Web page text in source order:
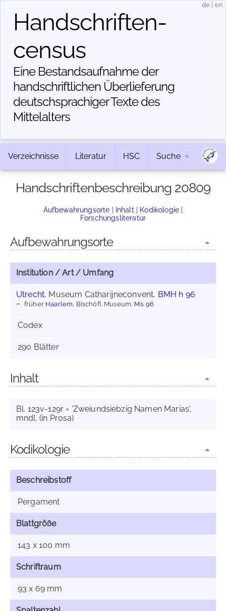
Handschriften­
census
Eine Bestandsaufnahme der
handschriftlichen Über­lieferung
deutschsprachiger Texte des
Mittelalters
de en
Verzeichnisse Literatur HSC Suche
Handschriftenbeschreibung 20809
Aufbewahrungsorte | Inhalt | Kodikologie |
Forschungsliteratur
Aufbewahrungsorte
Institution / Art / Umfang
Utrecht, Museum Catharijneconvent, BMH h 96
früher Haarlem , Bischöfl. Museum, Ms. 96
Codex
290 Blätter
Inhalt
Bl. 123v-129r = 'Zweiundsiebzig Namen Marias',
mndl. (in Prosa)
Kodikologie
Beschreibstoff
Pergament
Blattgröße
143 x 100 mm
Schriftraum
93 x 69 mm